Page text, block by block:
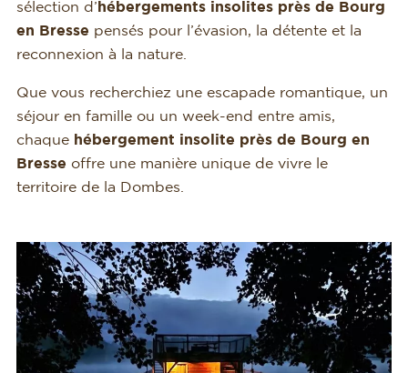
sélection d’ hébergements insolites près de Bourg
en Bresse pensés pour l’évasion, la détente et la
reconnexion à la nature.
Que vous recherchiez une escapade romantique, un
séjour en famille ou un week-end entre amis,
chaque hébergement insolite près de Bourg en
Bresse offre une manière unique de vivre le
territoire de la Dombes.